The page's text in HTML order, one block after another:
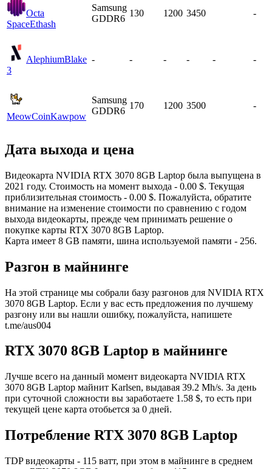
Octa
SpaceEthash
Samsung
GDDR6
130 1200 3450 -
AlephiumBlake
3
- - - - - -
MeowCoinKawpow
Samsung
GDDR6
170 1200 3500 -
Дата выхода и цена
Видеокарта NVIDIA RTX 3070 8GB Laptop была выпущена в
2021 году. Стоимость на момент выхода - 0.00 $. Текущая
приблизительная стоимость - 0.00 $. Пожалуйста, обратите
внимание на изменение стоимости по сравнению с годом
выхода видеокарты, прежде чем принимать решение о
покупке карты RTX 3070 8GB Laptop.
Карта имеет 8 GB памяти, шина используемой памяти - 256.
Разгон в майнинге
На этой странице мы собрали базу разгонов для NVIDIA RTX
3070 8GB Laptop. Если у вас есть предложения по лучшему
разгону или вы нашли ошибку, пожалуйста, напишете
t.me/aus004
RTX 3070 8GB Laptop в майнинге
Лучше всего на данный момент видеокарта NVIDIA RTX
3070 8GB Laptop майнит Karlsen, выдавая 39.2 Mh/s. За день
при суточной сложности вы заработаете 1.58 $, то есть при
текущей цене карта отобьется за 0 дней.
Потребление RTX 3070 8GB Laptop
TDP видеокарты - 115 ватт, при этом в майнинге в среднем